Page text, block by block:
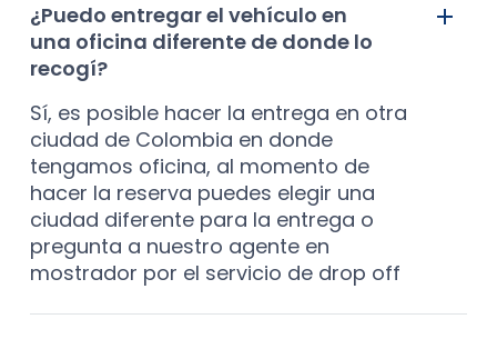
¿Puedo entregar el vehículo en
una oficina diferente de donde lo
recogí?
Sí, es posible hacer la entrega en otra
ciudad de Colombia en donde
tengamos oficina, al momento de
hacer la reserva puedes elegir una
ciudad diferente para la entrega o
pregunta a nuestro agente en
mostrador por el servicio de drop off